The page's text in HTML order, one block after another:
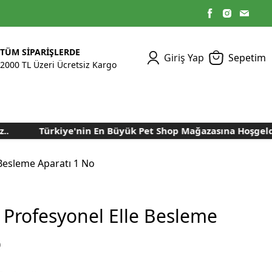
TÜM SİPARİŞLERDE
2000 TL Üzeri Ücretsiz Kargo
Giriş Yap Sepetim
Kümes Ekipmanları
Aydınlatma Sistemleri
Makineleri
Nem Alma Makineleri
Kuluçka Malzemeleri
Kedi Yaş Mamaları
Bakım Sağlık
Tasmalar
Bakım Sağlık
Tavşan Yemleri
Türkiye'nin En Büyük Pet Shop Mağazasına
Aparatı 1 No
Elle Besleme